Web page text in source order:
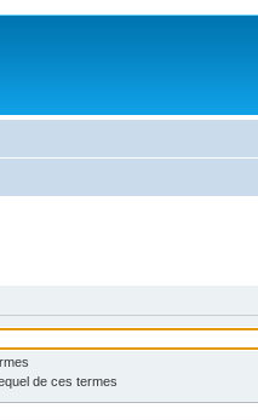
de ces termes